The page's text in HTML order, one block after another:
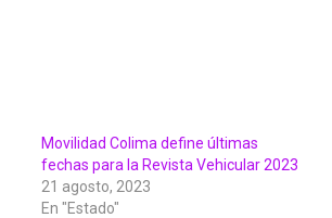
Movilidad Colima define últimas
fechas para la Revista Vehicular 2023
21 agosto, 2023
En "Estado"